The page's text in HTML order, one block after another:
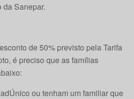
Sanepar.
de 50% previsto pela Tarifa
é preciso que as famílias
ou tenham um familiar que